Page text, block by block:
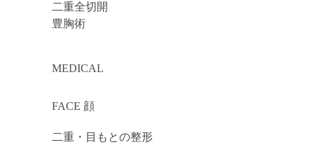
二重全切開
豊胸術
MEDICAL
FACE 顔
二重・目もとの整形